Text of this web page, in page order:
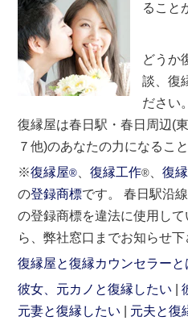
ること
どうか
談、復
ださい。
復縁屋は春日駅・春日周辺(
７他)のあなたの力になるこ
※復縁屋® 、復縁工作® 、復
の登録商標です。 春日駅沿
の登録商標を違法に使用し
ら、弊社窓口までお知らせ下
復縁屋と復縁カウンセラーと
彼女、元カノと復縁したい
元妻と復縁したい
元夫と復